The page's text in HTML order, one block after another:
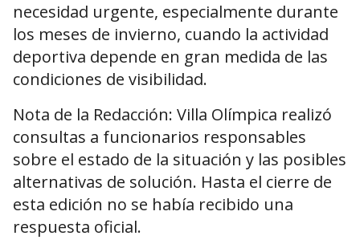
necesidad urgente, especialmente durante
los meses de invierno, cuando la actividad
deportiva depende en gran medida de las
condiciones de visibilidad.
Nota de la Redacción: Villa Olímpica realizó
consultas a funcionarios responsables
sobre el estado de la situación y las posibles
alternativas de solución. Hasta el cierre de
esta edición no se había recibido una
respuesta oficial.